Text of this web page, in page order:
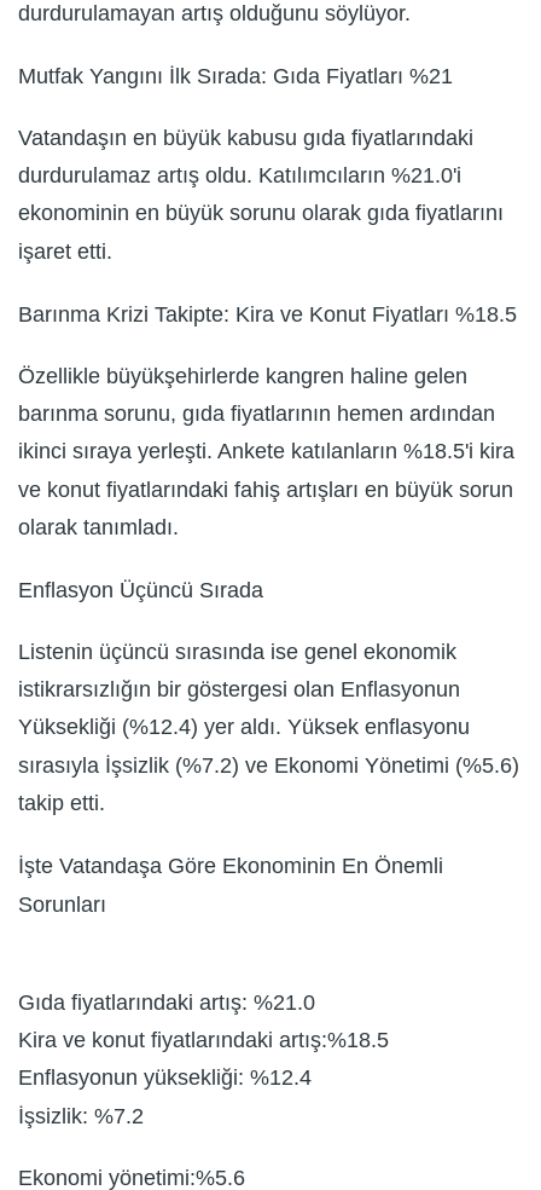
durdurulamayan artış olduğunu söylüyor.
Mutfak Yangını İlk Sırada: Gıda Fiyatları %21
Vatandaşın en büyük kabusu gıda fiyatlarındaki
durdurulamaz artış oldu. Katılımcıların %21.0'i
ekonominin en büyük sorunu olarak gıda fiyatlarını
işaret etti.
Barınma Krizi Takipte: Kira ve Konut Fiyatları %18.5
Özellikle büyükşehirlerde kangren haline gelen
barınma sorunu, gıda fiyatlarının hemen ardından
ikinci sıraya yerleşti. Ankete katılanların %18.5'i kira
ve konut fiyatlarındaki fahiş artışları en büyük sorun
olarak tanımladı.
Enflasyon Üçüncü Sırada
Listenin üçüncü sırasında ise genel ekonomik
istikrarsızlığın bir göstergesi olan Enflasyonun
Yüksekliği (%12.4) yer aldı. Yüksek enflasyonu
sırasıyla İşsizlik (%7.2) ve Ekonomi Yönetimi (%5.6)
takip etti.
İşte Vatandaşa Göre Ekonominin En Önemli
Sorunları
Gıda fiyatlarındaki artış: %21.0
Kira ve konut fiyatlarındaki artış:%18.5
Enflasyonun yüksekliği: %12.4
İşsizlik: %7.2
Ekonomi yönetimi:%5.6